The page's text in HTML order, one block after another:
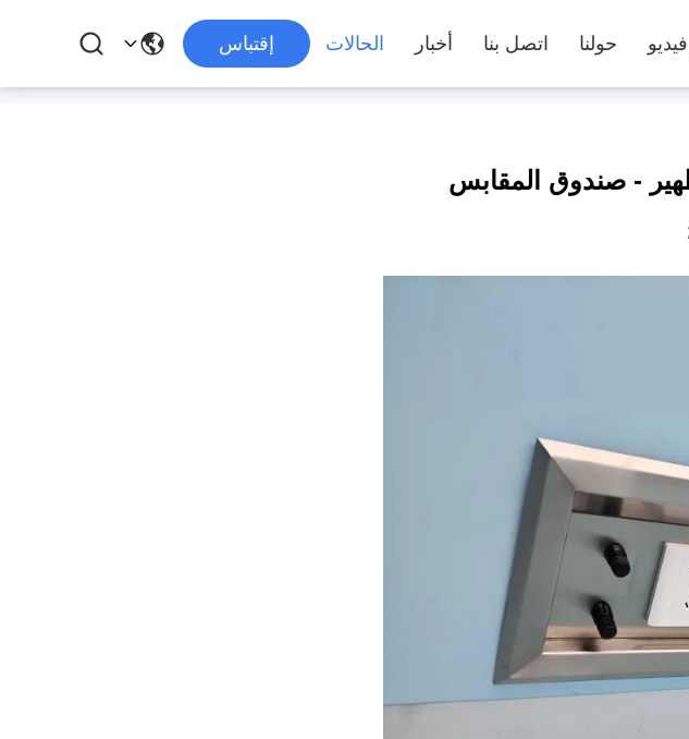
حولنا اتصل بنا أخبار الحالات إقتباس
- صندوق المقابس